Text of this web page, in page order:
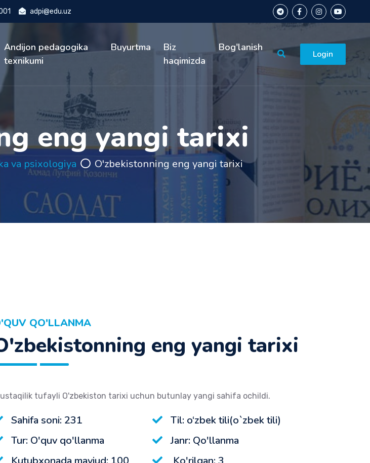
adpi@edu.uz
Andijon pedagogika
texnikumi
Buyurtma
Biz
haqimizda
Bog'lanish
Login
eng yangi tarixi
va psixologiya O'zbekistonning eng yangi tarixi
QO'LLANMA
eng yangi tarixi
tufayli O'zbekiston tarixi uchun butunlay yangi sahifa ochildi.
Sahifa soni: 231
Tur: O'quv qo'llanma
Til: o‘zbek tili(o`zbek tili)
Janr: Qo'llanma